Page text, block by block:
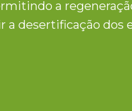
a
a desertificação dos